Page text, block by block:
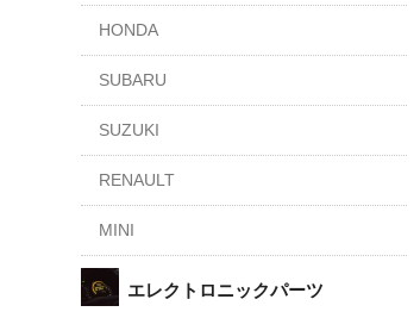
HONDA
SUBARU
SUZUKI
RENAULT
MINI
エレクトロニックパーツ